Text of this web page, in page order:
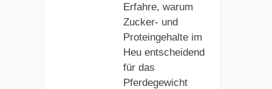
Erfahre, warum
Zucker- und
Proteingehalte im
Heu entscheidend
für das
Pferdegewicht